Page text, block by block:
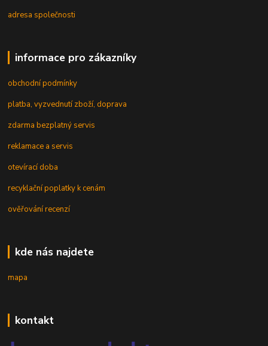
adresa společnosti
informace pro zákazníky
obchodní podmínky
platba, vyzvednutí zboží, doprava
zdarma bezplatný servis
reklamace a servis
otevírací doba
recyklační poplatky k cenám
ověřování recenzí
kde nás najdete
mapa
kontakt